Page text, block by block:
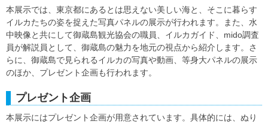
本展示では、東京都にあるとは思えない美しい海と、そこに暮らす
イルカたちの姿を捉えた写真パネルの展示が行われます。また、水
中映像と共にして御蔵島観光協会の職員、イルカガイド、mido調査
員が解説員として、御蔵島の魅力を地元の視点から紹介します。さ
らに、御蔵島で見られるイルカの写真や動画、等身大パネルの展示
のほか、プレゼント企画も行われます。
プレゼント企画
本展示にはプレゼント企画が用意されています。具体的には、ぬり